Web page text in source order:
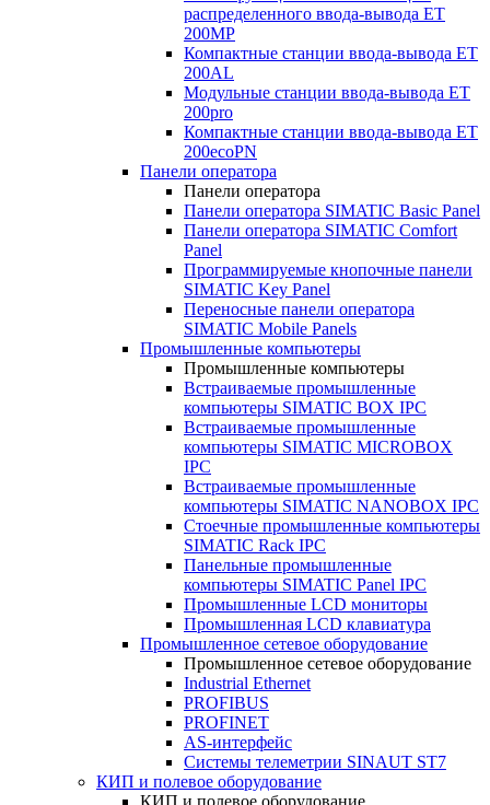
распределенного ввода-вывода ET
200MP
Компактные станции ввода-вывода ET
200AL
Модульные станции ввода-вывода ET
200pro
Компактные станции ввода-вывода ET
200ecoPN
Панели оператора
Панели оператора
Панели оператора SIMATIC Basic Panel
Панели оператора SIMATIC Comfort
Panel
Программируемые кнопочные панели
SIMATIC Key Panel
Переносные панели оператора
SIMATIC Mobile Panels
Промышленные компьютеры
Промышленные компьютеры
Встраиваемые промышленные
компьютеры SIMATIC BOX IPC
Встраиваемые промышленные
компьютеры SIMATIC MICROBOX
IPC
Встраиваемые промышленные
компьютеры SIMATIC NANOBOX IPC
Стоечные промышленные компьютеры
SIMATIC Rack IPC
Панельные промышленные
компьютеры SIMATIC Panel IPC
Промышленные LCD мониторы
Промышленная LCD клавиатура
Промышленное сетевое оборудование
Промышленное сетевое оборудование
Industrial Ethernet
PROFIBUS
PROFINET
AS-интерфейс
Системы телеметрии SINAUT ST7
КИП и полевое оборудование
КИП и полевое оборудование